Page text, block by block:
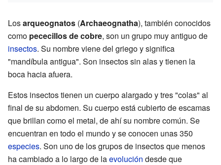
Losarqueognatos (Archaeognatha), también conocidos
como pececillos de cobre, son un grupo muy antiguo de
insectos. Su nombre viene del griego y significa
"mandíbula antigua". Son insectos sin alas y tienen la
boca hacia afuera.
Estos insectos tienen un cuerpo alargado y tres "colas" al
final de su abdomen. Su cuerpo está cubierto de escamas
que brillan como el metal, de ahí su nombre común. Se
encuentran en todo el mundo y se conocen unas 350
especies. Son uno de los grupos de insectos que menos
ha cambiado a lo largo de laevolución desde que